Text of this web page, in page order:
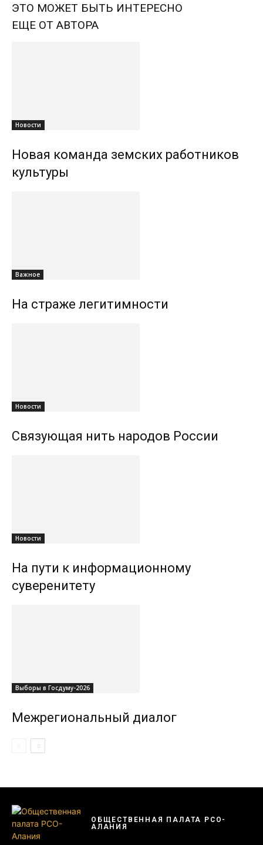
ЭТО МОЖЕТ БЫТЬ ИНТЕРЕСНО
ЕЩЕ ОТ АВТОРА
Новости
Новая команда земских работников
культуры
Важное
На страже легитимности
Новости
Связующая нить народов России
Новости
На пути к информационному
суверенитету
Выборы в Госдуму-2026
Межрегиональный диалог
ОБЩЕСТВЕННАЯ ПАЛАТА РСО-
АЛАНИЯ